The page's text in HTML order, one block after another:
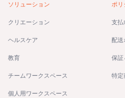
ソリューション
クリエーション
ヘルスケア
教育
チームワークスペース
個人用ワークスペース
ポリ
支払
配送
保証
特定